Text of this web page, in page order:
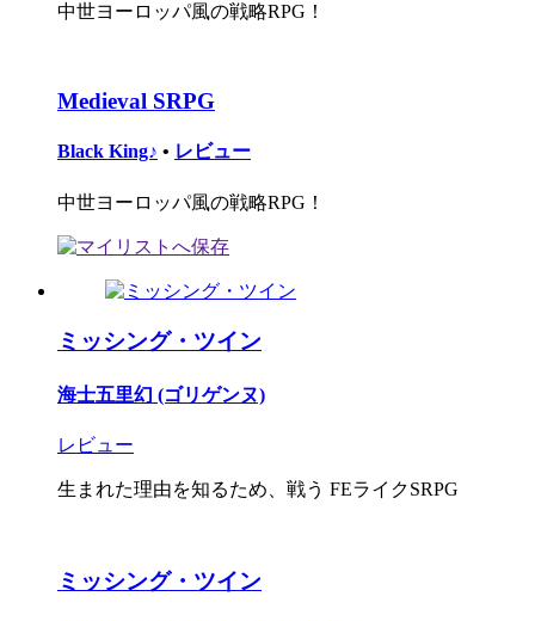
中世ヨーロッパ風の戦略RPG！
Medieval SRPG
Black King♪ • レビュー
中世ヨーロッパ風の戦略RPG！
ミッシング・ツイン
海士五里幻 (ゴリゲンヌ)
レビュー
生まれた理由を知るため、戦う FEライクSRPG
ミッシング・ツイン